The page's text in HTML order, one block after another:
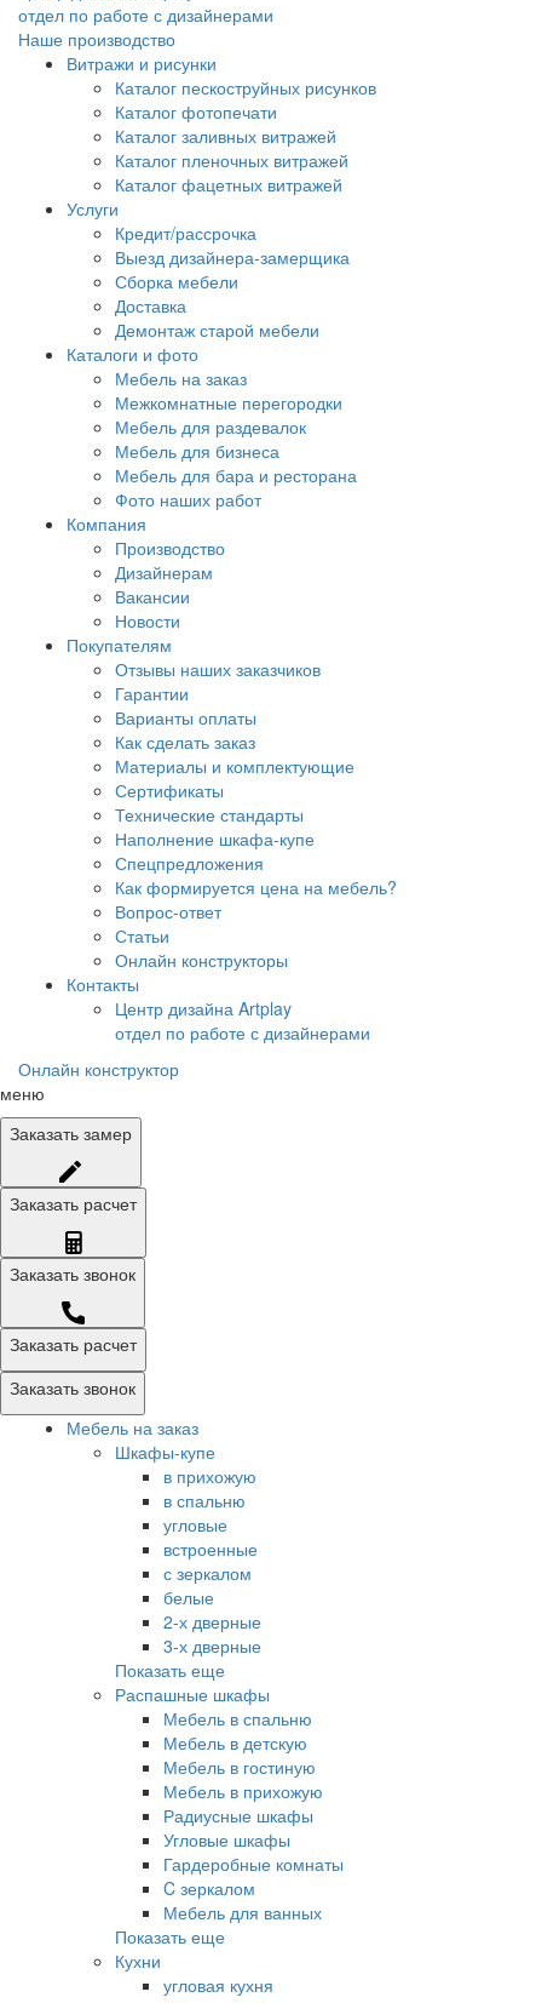
отдел по работе с дизайнерами
Наше производство
Витражи и рисунки
Каталог пескоструйных рисунков
Каталог фотопечати
Каталог заливных витражей
Каталог пленочных витражей
Каталог фацетных витражей
Услуги
Кредит/рассрочка
Выезд дизайнера-замерщика
Сборка мебели
Доставка
Демонтаж старой мебели
Каталоги и фото
Мебель на заказ
Межкомнатные перегородки
Мебель для раздевалок
Мебель для бизнеса
Мебель для бара и ресторана
Фото наших работ
Компания
Производство
Дизайнерам
Вакансии
Новости
Покупателям
Отзывы наших заказчиков
Гарантии
Варианты оплаты
Как сделать заказ
Материалы и комплектующие
Сертификаты
Технические стандарты
Наполнение шкафа-купе
Спецпредложения
Как формируется цена на мебель?
Вопрос-ответ
Статьи
Онлайн конструкторы
Контакты
Центр дизайна Artplay
отдел по работе с дизайнерами
Онлайн конструктор
меню
Заказать замер
Заказать расчет
Заказать звонок
Заказать расчет
Заказать звонок
Мебель на заказ
Шкафы-купе
в прихожую
в спальню
угловые
встроенные
с зеркалом
белые
2-х дверные
3-х дверные
Показать еще
Распашные шкафы
Мебель в спальню
Мебель в детскую
Мебель в гостиную
Мебель в прихожую
Радиусные шкафы
Угловые шкафы
Гардеробные комнаты
C зеркалом
Мебель для ванных
Показать еще
Кухни
угловая кухня